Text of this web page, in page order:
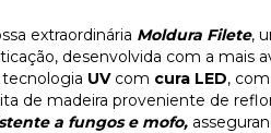
extraordinária Moldura Filete,
desenvolvida com a mais
UV com cura LED, com
de madeira proveniente de
a fungos e mofo,